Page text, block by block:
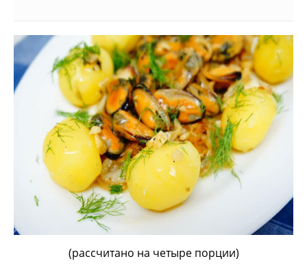
(рассчитано на четыре порции)